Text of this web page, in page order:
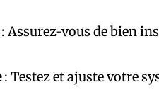
Assurez-vous de bien
: Testez et ajuste votre